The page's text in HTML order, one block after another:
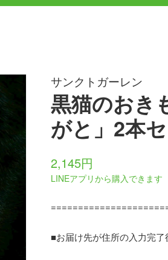
サンクトガーレン
黒猫のおき
がと」2本
2,145円
LINEアプリから購入できます
■お届け先が住所の入力完